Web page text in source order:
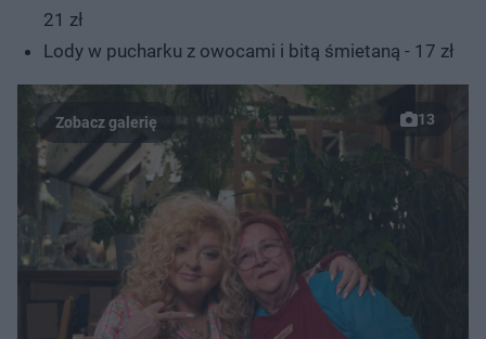
21 zł
Lody w pucharku z owocami i bitą śmietaną - 17 zł
13